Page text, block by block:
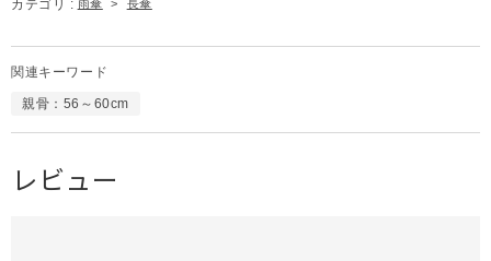
カテゴリ : 雨傘 > 長傘
関連キーワード
親骨：56～60cm
レビュー